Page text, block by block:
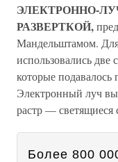
ЭЛЕКТРОННО-
РАЗВЕРТКОЙ,
Мандельштамом.
использовались
которые подавалось
Электронный луч
растр — светящиеся
Более 800